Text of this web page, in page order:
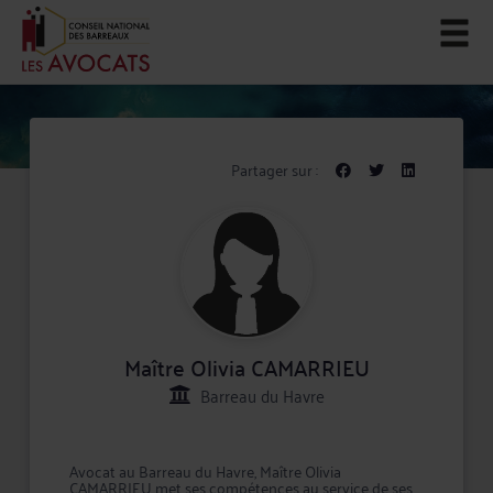
Partager sur :
Maître Olivia CAMARRIEU
Barreau du Havre
Avocat au Barreau du Havre, Maître Olivia
CAMARRIEU met ses compétences au service de ses